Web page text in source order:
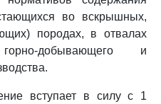
во вскрышных,
породах, в отвалах
добывающего и
вступает в силу с 1